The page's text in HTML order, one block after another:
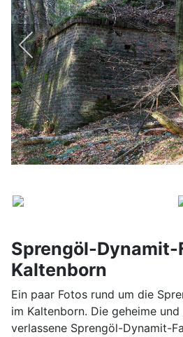
Sprengöl-Dynamit-
Kaltenborn
Ein paar Fotos rund um die
im Kaltenborn. Die geheime
verlassene Sprengöl-Dynamit-